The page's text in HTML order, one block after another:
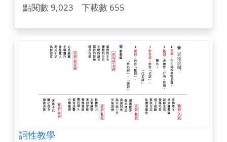
點閱數 9,023 下載數 655
詞性教學